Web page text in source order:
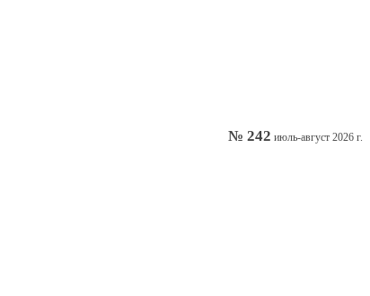
№ 242 июль-август 2026 г.